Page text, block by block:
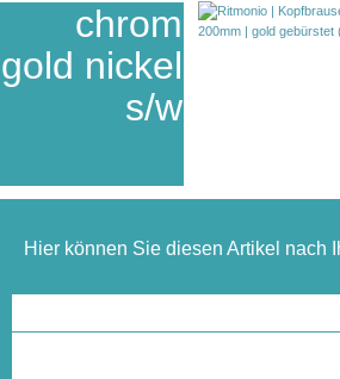
chrom
gold nickel
s/w
Hier können Sie diesen Artikel nach